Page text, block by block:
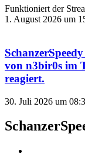
Funktioniert der
1. August 2026 um
SchanzerSpeedy
von n3bir0s im
reagiert.
30. Juli 2026 um